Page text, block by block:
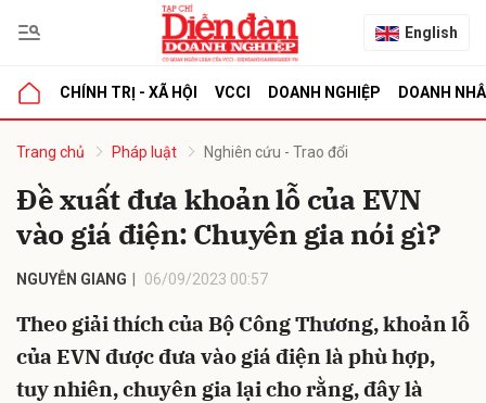
English
CHÍNH TRỊ - XÃ HỘI VCCI DOANH NGHIỆP DOANH
Trang chủ Pháp luật Nghiên cứu - Trao đổi
Đề xuất đưa khoản lỗ của EVN
vào giá điện: Chuyên gia nói gì?
NGUYỄN GIANG 06/09/2023 00:57
Theo giải thích của Bộ Công Thương, khoản lỗ
của EVN được đưa vào giá điện là phù hợp,
tuy nhiên, chuyên gia lại cho rằng, đây là
luận
Hủy